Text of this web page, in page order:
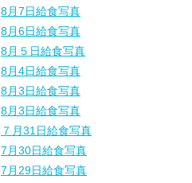
8月7日給食写真
8月6日給食写真
8月５日給食写真
8月4日給食写真
8月3日給食写真
8月3日給食写真
７月31日給食写真
7月30日給食写真
7月29日給食写真